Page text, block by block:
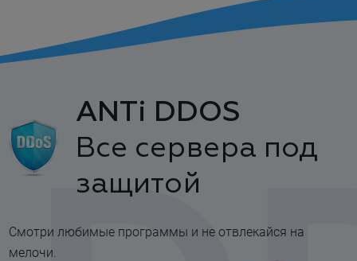
ANTi DDOS
Все сервера под
защитой
Смотри любимые программы и не отвлекайся на
мелочи.